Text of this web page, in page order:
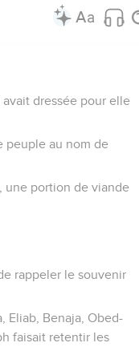
dressée pour elle
peuple au nom de
une portion de viande
rappeler le souvenir
Eliab, Benaja, Obed-
faisait retentir les